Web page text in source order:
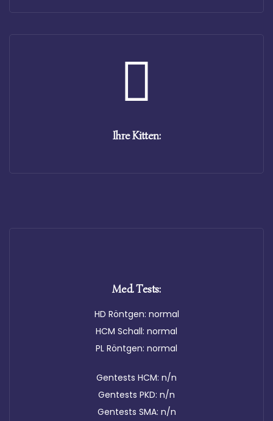
Ihre Kitten:
Med. Tests:
HD Röntgen: normal
HCM Schall: normal
PL Röntgen: normal
Gentests HCM: n/n
Gentests PKD: n/n
Gentests SMA: n/n